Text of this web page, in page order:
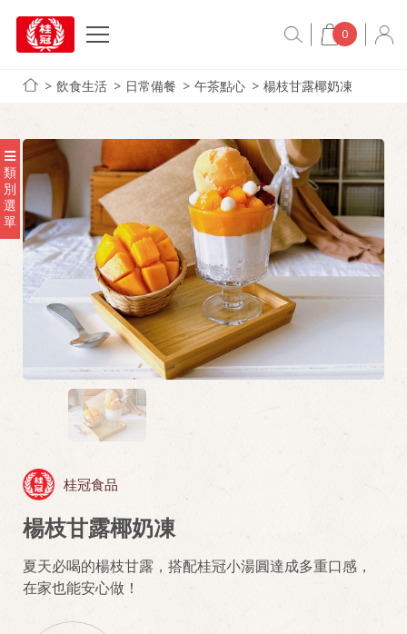
0
飲食生活 日常備餐 午茶點心 楊枝甘露椰奶凍
類
別
選
單
桂冠食品
楊枝甘露椰奶凍
夏天必喝的楊枝甘露，搭配桂冠小湯圓達成多重口感，
在家也能安心做！